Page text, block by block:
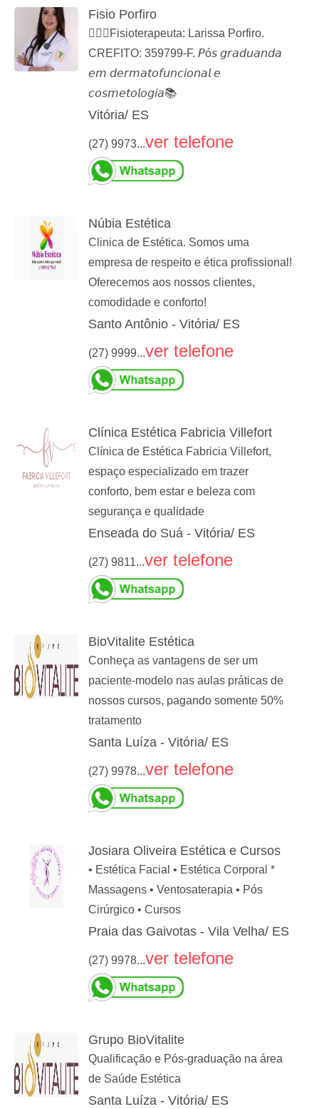
Fisio Porfiro
👩🏻‍⚕️Fisioterapeuta: Larissa Porfiro.
CREFITO: 359799-F. 𝘗ó𝘴 𝘨𝘳𝘢𝘥𝘶𝘢𝘯𝘥𝘢
𝘦𝘮 𝘥𝘦𝘳𝘮𝘢𝘵𝘰𝘧𝘶𝘯𝘤𝘪𝘰𝘯𝘢𝘭 𝘦
𝘤𝘰𝘴𝘮𝘦𝘵𝘰𝘭𝘰𝘨𝘪𝘢📚
Vitória/ ES
(27) 9973...ver telefone
Núbia Estética
Clinica de Estética. Somos uma
empresa de respeito e ética profissional!
Oferecemos aos nossos clientes,
comodidade e conforto!
Santo Antônio - Vitória/ ES
(27) 9999...ver telefone
Clínica Estética Fabricia Villefort
Clínica de Estética Fabricia Villefort,
espaço especializado em trazer
conforto, bem estar e beleza com
segurança e qualidade
Enseada do Suá - Vitória/ ES
(27) 9811...ver telefone
BioVitalite Estética
Conheça as vantagens de ser um
paciente-modelo nas aulas práticas de
nossos cursos, pagando somente 50%
tratamento
Santa Luíza - Vitória/ ES
(27) 9978...ver telefone
Josiara Oliveira Estética e Cursos
• Estética Facial • Estética Corporal *
Massagens • Ventosaterapia • Pós
Cirúrgico • Cursos
Praia das Gaivotas - Vila Velha/ ES
(27) 9978...ver telefone
Grupo BioVitalite
Qualificação e Pós-graduação na área
de Saúde Estética
Santa Luíza - Vitória/ ES